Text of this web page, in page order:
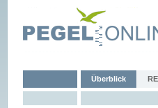
Überblick